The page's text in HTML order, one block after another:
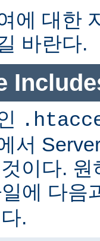
에 대한
바란다.
서
이다.
에 다음
.